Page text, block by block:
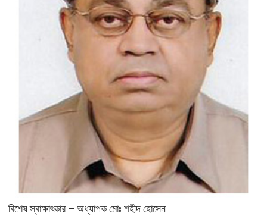
বিশেষ স্বাক্ষাৎকার – অধ্যাপক মোঃ শহীদ হোসেন